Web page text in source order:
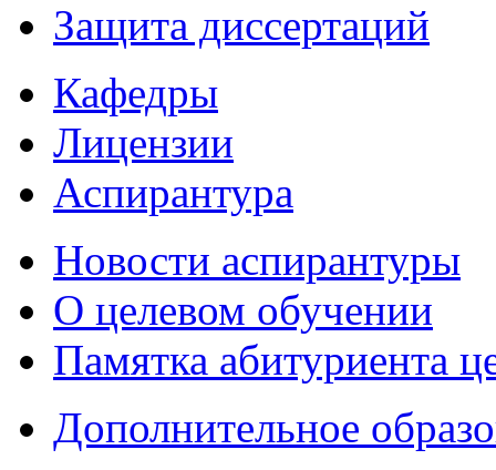
Защита диссертаций
Кафедры
Лицензии
Аспирантура
Новости аспирантуры
О целевом обучении
Памятка абитуриента
Дополнительное